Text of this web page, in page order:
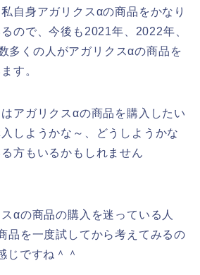
自身アガリクスαの商品をかなり
ので、今後も2021年、2022年、
多くの人がアガリクスαの商品を
す。
アガリクスαの商品を購入したい
しようかな～、どうしようかな
方もいるかもしれません
αの商品の購入を迷っている人
品を一度試してから考えてみるの
じですね＾＾